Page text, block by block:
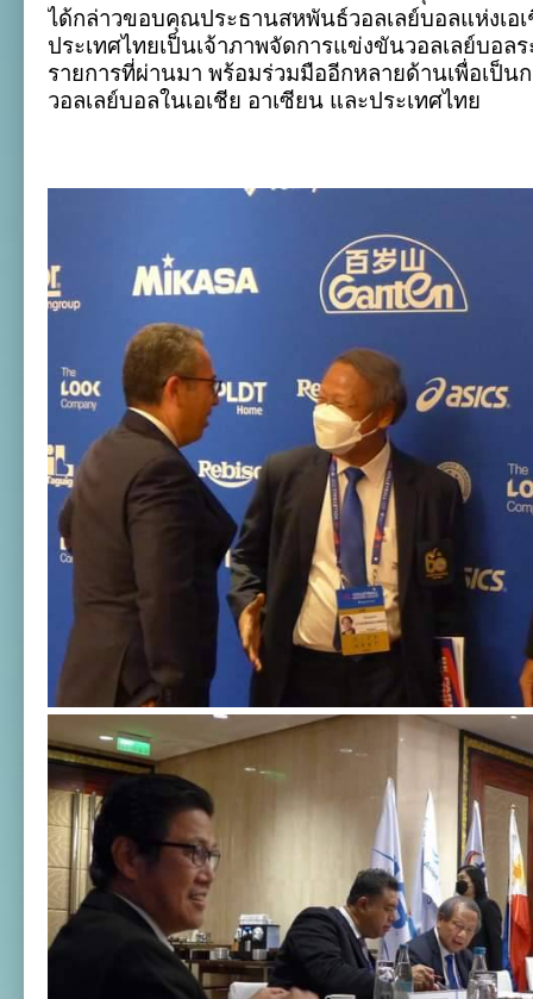
ได้กล่าวขอบคุณประธานสหพันธ์วอลเลย์บอลแห่งเอเ
ประเทศไทยเป็นเจ้าภาพจัดการแข่งขันวอลเลย์บอล
รายการที่ผ่านมา พร้อมร่วมมืออีกหลายด้านเพื่อเป็น
วอลเลย์บอลในเอเชีย อาเซียน และประเทศไทย